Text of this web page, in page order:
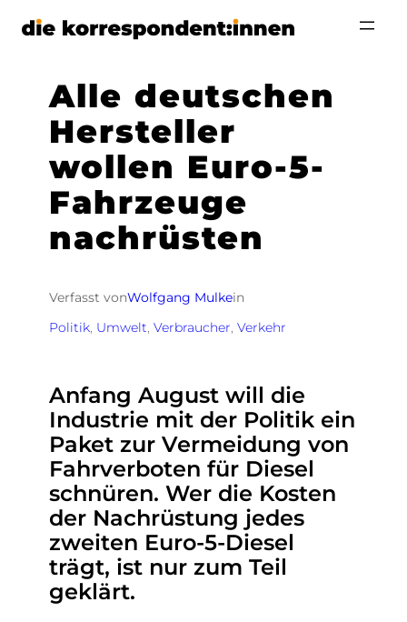
Zum
Alle deutschen
Hersteller
wollen Euro-5-
Fahrzeuge
nachrüsten
Verfasst vonWolfgang Mulkein
Politik, Umwelt, Verbraucher, Verkehr
Anfang August will die
Industrie mit der Politik ein
Paket zur Vermeidung von
Fahrverboten für Diesel
schnüren. Wer die Kosten
der Nachrüstung jedes
zweiten Euro-5-Diesel
trägt, ist nur zum Teil
geklärt.